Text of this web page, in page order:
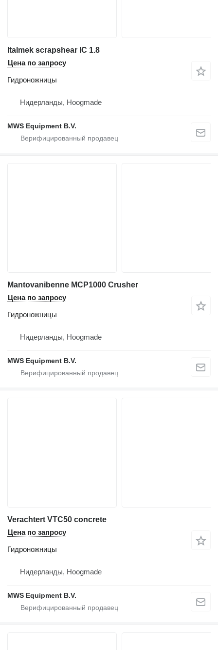
Italmek scrapshear IC 1.8
Цена по запросу
Гидроножницы
Нидерланды, Hoogmade
MWS Equipment B.V.
Mantovanibenne MCP1000 Crusher
Цена по запросу
Гидроножницы
Нидерланды, Hoogmade
MWS Equipment B.V.
Verachtert VTC50 concrete
Цена по запросу
Гидроножницы
Нидерланды, Hoogmade
MWS Equipment B.V.